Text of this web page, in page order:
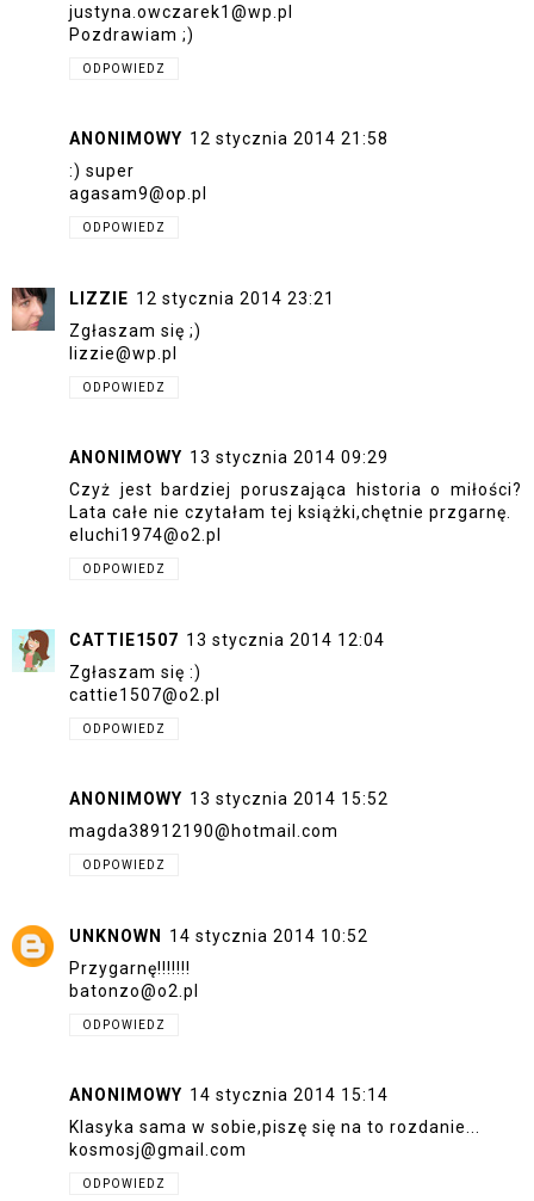
justyna.owczarek1@wp.pl
Pozdrawiam ;)
ODPOWIEDZ
ANONIMOWY 12 stycznia 2014 21:58
:) super
agasam9@op.pl
ODPOWIEDZ
LIZZIE 12 stycznia 2014 23:21
Zgłaszam się ;)
lizzie@wp.pl
ODPOWIEDZ
ANONIMOWY 13 stycznia 2014 09:29
Czyż jest bardziej poruszająca historia o miłości?
Lata całe nie czytałam tej książki,chętnie przgarnę.
eluchi1974@o2.pl
ODPOWIEDZ
CATTIE1507 13 stycznia 2014 12:04
Zgłaszam się :)
cattie1507@o2.pl
ODPOWIEDZ
ANONIMOWY 13 stycznia 2014 15:52
magda38912190@hotmail.com
ODPOWIEDZ
UNKNOWN
14 stycznia 2014 10:52
Przygarnę!!!!!!!
batonzo@o2.pl
ODPOWIEDZ
ANONIMOWY 14 stycznia 2014 15:14
Klasyka sama w sobie,piszę się na to rozdanie...
kosmosj@gmail.com
ODPOWIEDZ